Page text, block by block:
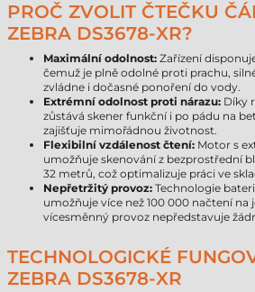
PROČ ZVOLIT ČTEČKU
ZEBRA DS3678-XR?
Maximální odolnost: Zařízení
čemuž je plně odolné proti prachu,
zvládne i dočasné ponoření do vody.
Extrémní odolnost proti nárazu: Díky
zůstává skener funkční i po pádu na
zajišťuje mimořádnou životnost.
Flexibilní vzdálenost čtení: Motor s
umožňuje skenování z bezprostřední
32 metrů, což optimalizuje práci ve
Nepřetržitý provoz: Technologie
umožňuje více než 100 000 načtení na
vícesměnný provoz nepředstavuje
TECHNOLOGICKÉ
ZEBRA DS3678-XR